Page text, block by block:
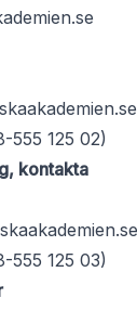
555 125 02)
kontakta
555 125 03)